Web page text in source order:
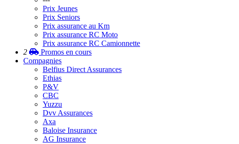
Prix Jeunes
Prix Seniors
Prix assurance au Km
Prix assurance RC Moto
Prix assurance RC Camionnette
2
Promos en cours
Compagnies
Belfius Direct Assurances
Ethias
P&V
CBC
Yuzzu
Dvv Assurances
Axa
Baloise Insurance
AG Insurance